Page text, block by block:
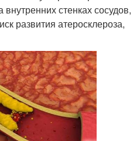
стенках сосудов,
развития атеросклероза,